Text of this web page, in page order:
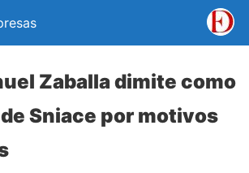
Zaballa dimite como
Sniace por motivos